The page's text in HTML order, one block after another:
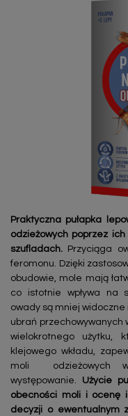
Praktyczna pułapka
odzieżowych poprzez
szufladach. Przyciąga
feromonu. Dzięki
obudowie, mole mają
co istotnie wpływa na
owady są mniej
ubrań przechowywanych
wielokrotnego użytku,
klejowego wkładu,
moli odzieżowych
występowanie. Użycie
obecności moli i ocenę
decyzji o ewentualnym